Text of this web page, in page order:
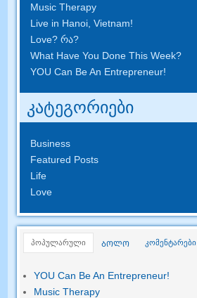
Music Therapy
Live in Hanoi ,Vietnam!
Love? რა?
What Have You Done This Week?
YOU Can Be An Entrepreneur!
კატეგორიები
Business
Featured Posts
Life
Love
პოპულარული ᲑᲝᲚᲝ კომენტარები
YOU Can Be An Entrepreneur!
Music Therapy